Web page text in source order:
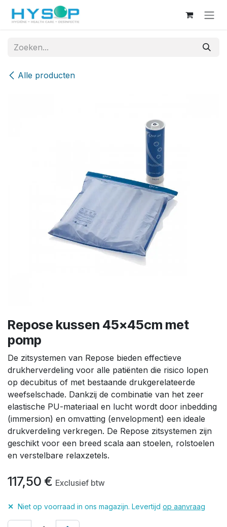
Overslaan naar inhoud
Alle producten
Repose kussen 45x45cm met
pomp
De zitsystemen van Repose bieden effectieve
drukherverdeling voor alle patiënten die risico lopen
op decubitus of met bestaande drukgerelateerde
weefselschade. Dankzij de combinatie van het zeer
elastische PU-materiaal en lucht wordt door inbedding
(immersion) en omvatting (envelopment) een ideale
drukverdeling verkregen. De Repose zitsystemen zijn
geschikt voor een breed scala aan stoelen, rolstoelen
en verstelbare relaxzetels.
117,50 € Exclusief btw
✕ Niet op voorraad in ons magazijn. Levertijd op aanvraag